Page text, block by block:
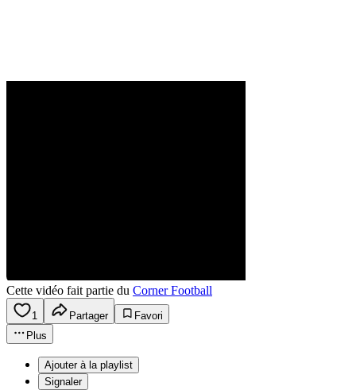
Cette vidéo fait partie du Corner Football
1 Partager
Favori
Plus
Ajouter à la playlist
Signaler